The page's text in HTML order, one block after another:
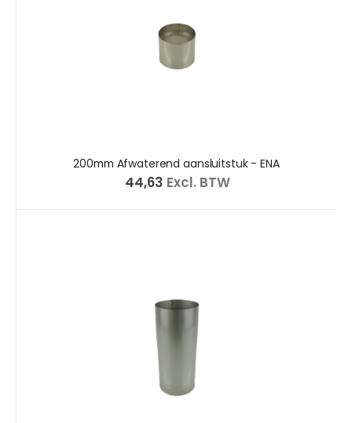
200mm Afwaterend aansluitstuk - ENA
€ 44,63 Excl. BTW